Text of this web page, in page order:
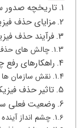
تاریخچه صدور
مزایای حذف
فرآیند حذف
چالش های
راهکارهای
نقش سازمان
تاثیر حذف
وضعیت فعلی
چشم انداز آینده